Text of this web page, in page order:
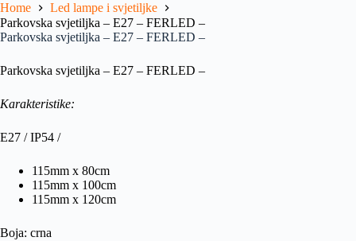
Home
Led lampe i svjetiljke
Parkovska svjetiljka – E27 – FERLED –
Parkovska svjetiljka – E27 – FERLED –
Parkovska svjetiljka – E27 – FERLED –
Karakteristike:
E27 / IP54 /
115mm x 80cm
115mm x 100cm
115mm x 120cm
Boja: crna